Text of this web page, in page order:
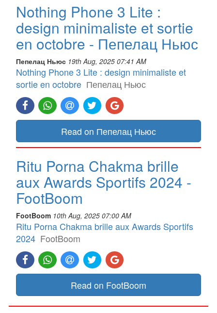
Nothing Phone 3 Lite :
design minimaliste et sortie
en octobre - Пепелац Ньюс
Пепелац Ньюс 19th Aug, 2025 07:41 AM
Nothing Phone 3 Lite : design minimaliste et
sortie en octobre Пепелац Ньюс
Read on Пепелац Ньюс
Ritu Porna Chakma brille
aux Awards Sportifs 2024 -
FootBoom
FootBoom 10th Aug, 2025 07:00 AM
Ritu Porna Chakma brille aux Awards Sportifs
2024 FootBoom
Read on FootBoom